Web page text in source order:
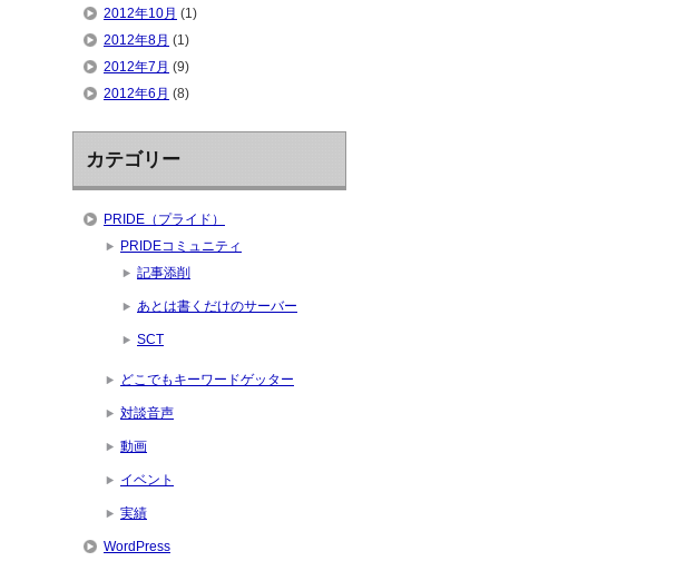
2012年10月 (1)
2012年8月 (1)
2012年7月 (9)
2012年6月 (8)
カテゴリー
PRIDE（プライド）
PRIDEコミュニティ
記事添削
あとは書くだけのサーバー
SCT
どこでもキーワードゲッター
対談音声
動画
イベント
実績
WordPress